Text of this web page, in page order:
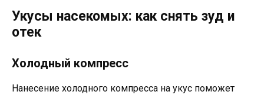
Укусы насекомых: как снять зуд и
отек
Холодный компресс
Нанесение холодного компресса на укус поможет